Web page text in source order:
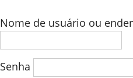
Nome de usuário ou
Senha